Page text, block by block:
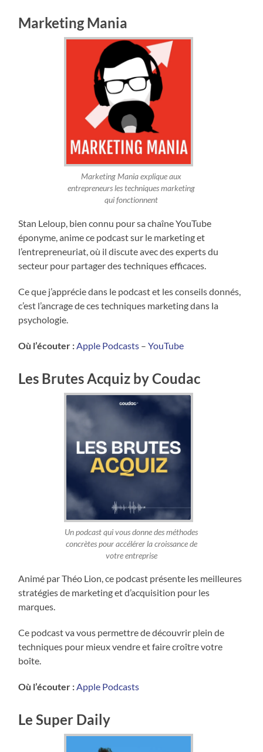
Marketing Mania
Marketing Mania explique aux
entrepreneurs les techniques marketing
qui fonctionnent
Stan Leloup, bien connu pour sa chaîne YouTube
éponyme, anime ce podcast sur le marketing et
l’entrepreneuriat, où il discute avec des experts du
secteur pour partager des techniques efficaces.
Ce que j’apprécie dans le podcast et les conseils donnés,
c’est l’ancrage de ces techniques marketing dans la
psychologie.
Où l’écouter : Apple Podcasts –YouTube
Les Brutes Acquiz by Coudac
Un podcast qui vous donne des méthodes
concrètes pour accélérer la croissance de
votre entreprise
Animé par Théo Lion, ce podcast présente les meilleures
stratégies de marketing et d’acquisition pour les
marques.
Ce podcast va vous permettre de découvrir plein de
techniques pour mieux vendre et faire croître votre
boîte.
Où l’écouter :Apple Podcasts
Le Super Daily